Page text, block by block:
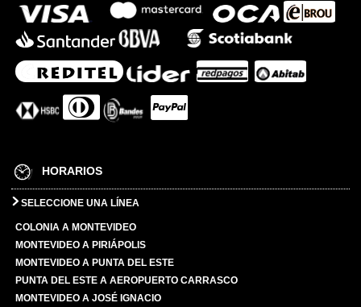
HORARIOS
SELECCIONE UNA LÍNEA
COLONIA A MONTEVIDEO
MONTEVIDEO A PIRIÁPOLIS
MONTEVIDEO A PUNTA DEL ESTE
PUNTA DEL ESTE A AEROPUERTO CARRASCO
MONTEVIDEO A JOSÉ IGNACIO